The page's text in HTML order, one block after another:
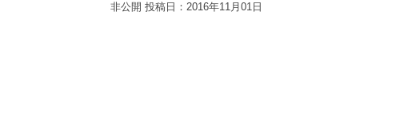
非公開 投稿日：2016年11月01日